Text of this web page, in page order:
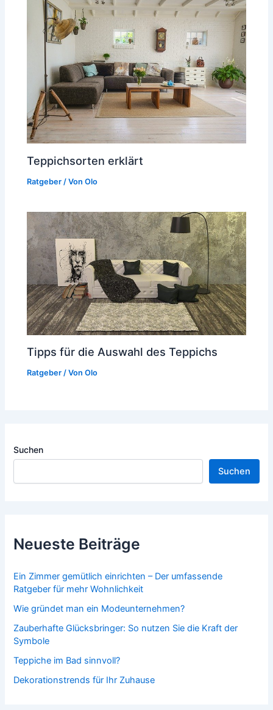
Teppichsorten erklärt
Ratgeber / VonOlo
Tipps für die Auswahl des Teppichs
Ratgeber / VonOlo
Suchen
Suchen
Neueste Beiträge
Ein Zimmer gemütlich einrichten – Der umfassende
Ratgeber für mehr Wohnlichkeit
Wie gründet man ein Modeunternehmen?
Zauberhafte Glücksbringer: So nutzen Sie die Kraft der
Symbole
Teppiche im Bad sinnvoll?
Dekorationstrends für Ihr Zuhause